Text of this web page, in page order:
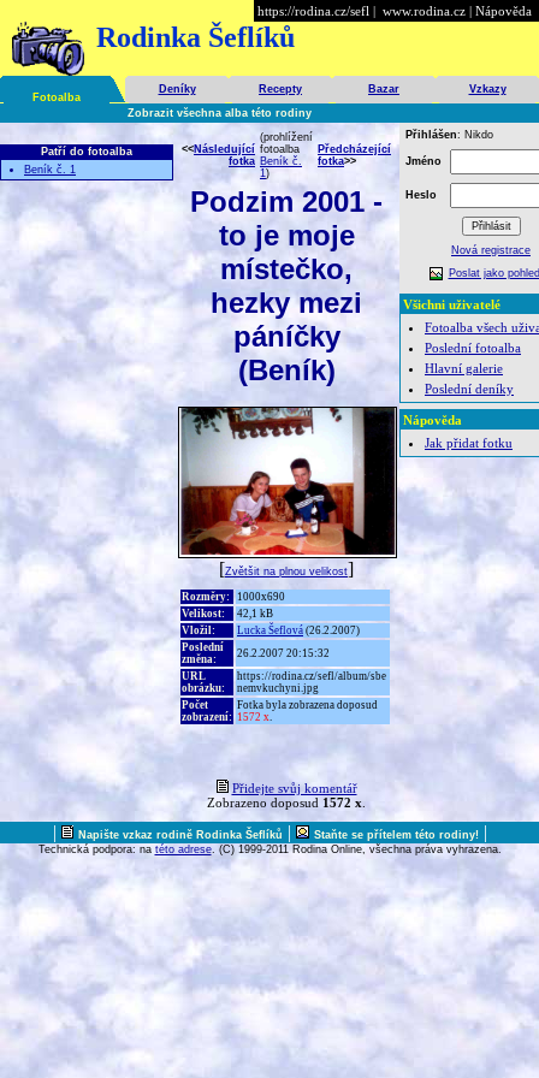
https://rodina.cz/sefl | www.rodina.cz | Nápověda
Rodinka Šeflíků
Fotoalba
Deníky Recepty Bazar
Vzkazy
Zobrazit všechna alba této rodiny
Patří do fotoalba
Beník č. 1
<<Následující
fotka
(prohlížení
fotoalba
Beník č.
1)
Předcházející
fotka>>
Podzim 2001 -
to je moje
místečko,
hezky mezi
páníčky
(Beník)
[Zvětšit na plnou velikost]
Rozměry:
1000x690
Velikost:
42,1 kB
Vložil:
Lucka Šeflová (26.2.2007)
Poslední
změna:
26.2.2007 20:15:32
URL
obrázku:
https://rodina.cz/sefl/album/sbe
nemvkuchyni.jpg
Počet
zobrazení:
Fotka byla zobrazena doposud
1572 x.
Přidejte svůj komentář
Zobrazeno doposud 1572 x
Přihlášen: Nikdo
Jméno
Heslo
Nová registrace
Poslat jako
Všichni uživatelé
Fotoalba všech
Poslední fotoalba
Hlavní galerie
Poslední deníky
Nápověda
Jak přidat fotku
| Napište vzkaz rodině Rodinka Šeflíků | Staňte se přítelem této rodiny!|
Technická podpora: na této adrese. (C) 1999-2011 Rodina Online, všechna práva vyhrazena.